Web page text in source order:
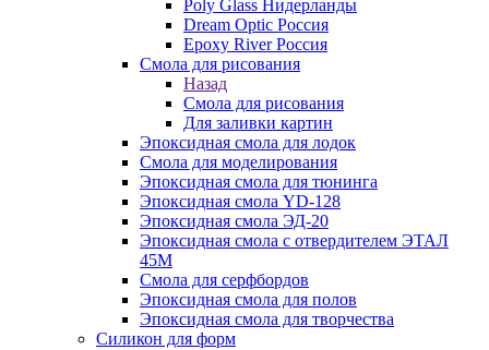
Poly Glass Нидерланды
Dream Optic Россия
Epoxy River Россия
Смола для рисования
Назад
Смола для рисования
Для заливки картин
Эпоксидная смола для лодок
Смола для моделирования
Эпоксидная смола для тюнинга
Эпоксидная смола YD-128
Эпоксидная смола ЭД-20
Эпоксидная смола с отвердителем ЭТАЛ
45М
Смола для серфбордов
Эпоксидная смола для полов
Эпоксидная смола для творчества
Силикон для форм